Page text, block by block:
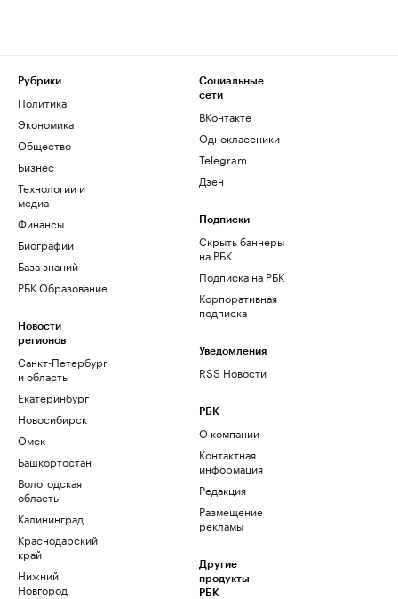
Рубрики
Политика
Экономика
Общество
Бизнес
Технологии и
медиа
Финансы
Биографии
База знаний
РБК Образование
Новости
регионов
Санкт-Петербург
и область
Екатеринбург
Новосибирск
Омск
Башкортостан
Вологодская
область
Калининград
Краснодарский
край
Нижний
Новгород
Социальные
сети
ВКонтакте
Одноклассники
Telegram
Дзен
Подписки
Скрыть баннеры
на РБК
Подписка на РБК
Корпоративная
подписка
Уведомления
RSS Новости
РБК
О компании
Контактная
информация
Редакция
Размещение
рекламы
Другие
продукты
РБК